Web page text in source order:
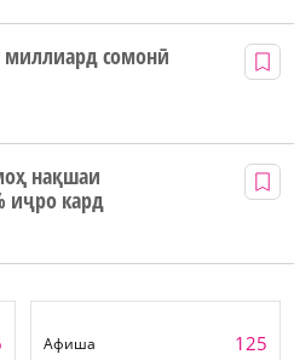
миллиард сомонӣ
нақшаи
иҷро кард
Афиша 125